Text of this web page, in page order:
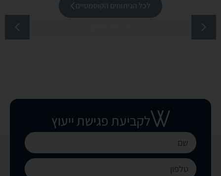
לכל הניתוחים הקוסמטיים
לקביעת פגישת ייעוץ